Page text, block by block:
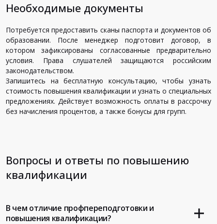
Необходимые документы
Потребуется предоставить сканы паспорта и документов об
образовании. После менеджер подготовит договор, в
котором зафиксированы согласованные предварительно
условия. Права слушателей защищаются российским
законодательством.
Запишитесь на бесплатную консультацию, чтобы узнать
стоимость повышения квалификации и узнать о специальных
предложениях. Действует возможность оплаты в рассрочку
без начисления процентов, а также бонусы для групп.
Вопросы и ответы по повышению
квалификации
В чем отличие профпереподготовки и
повышения квалификации?